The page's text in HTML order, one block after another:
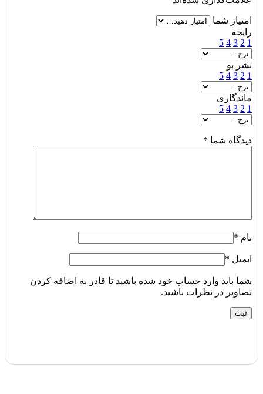
امتیاز شما
رایحه
1
2
3
4
5
نشر بو
1
2
3
4
5
ماندگاری
1
2
3
4
5
دیدگاه شما *
نام *
ایمیل *
شما باید وارد حساب خود شده باشید تا قادر به اضافه کردن
تصاویر در نظرات باشید.